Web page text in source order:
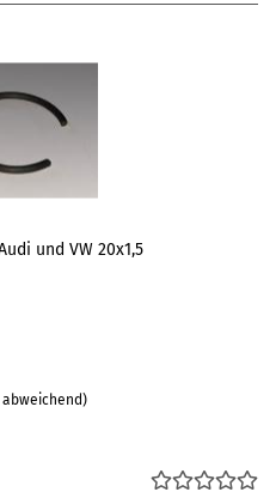
und VW 20x1,5